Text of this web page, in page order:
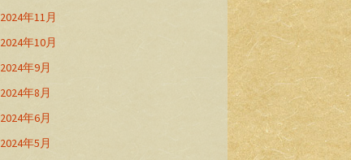
2024年11月
2024年10月
2024年9月
2024年8月
2024年6月
2024年5月